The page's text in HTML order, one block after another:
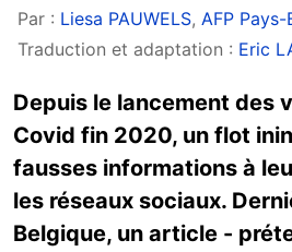
Par : Liesa PAUWELS, AFP Pays-
Traduction et adaptation : Eric
Depuis le lancement des
Covid fin 2020, un flot
fausses informations à
les réseaux sociaux.
Belgique, un article -